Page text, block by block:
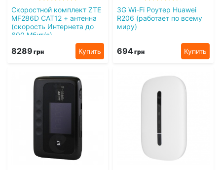
Скоростной комплект ZTE
MF286D CAT12 + антенна
(cкорость Интернета до
600 Мбит/с)
8289 грн Купить
3G Wi-Fi Роутер Huawei
R206 (работает по всему
миру)
694грн Купить